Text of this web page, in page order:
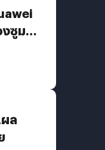
ซูม
ล